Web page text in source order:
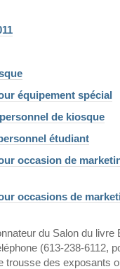
équipement spécial
de kiosque
étudiant
occasion de
occasions de
du Salon du livre
(613-238-6112,
trousse des exposants